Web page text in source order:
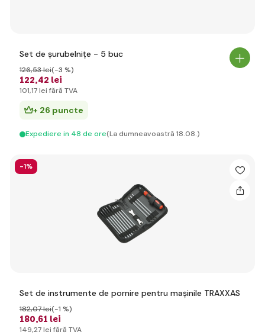
Set de șurubelnițe - 5 buc
122,42 lei
126,53 lei(-3 %)
101,17 lei fără TVA
+ 26 puncte
Expediere in 48 de ore(La dumneavoastră 18.08.)
-1%
Set de instrumente de pornire pentru mașinile TRAXXAS
180,61 lei
182,07 lei(-1 %)
149,27 lei fără TVA